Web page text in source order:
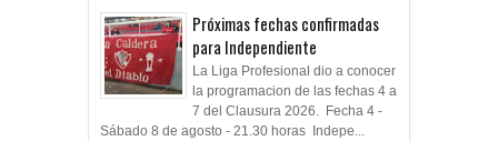
Próximas fechas confirmadas
para Independiente
La Liga Profesional dio a conocer
la programacion de las fechas 4 a
7 del Clausura 2026. Fecha 4 -
Sábado 8 de agosto - 21.30 horas Indepe...